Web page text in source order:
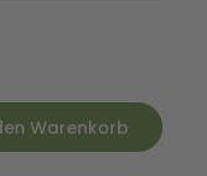
Warenkorb